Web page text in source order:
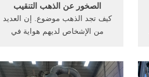
الصخور عن الذهب التنقيب
كيف تجد الذهب موضوع. إن العديد
من الإشخاص لديهم هواية في
يتواجد الذهب تحت الأرض على